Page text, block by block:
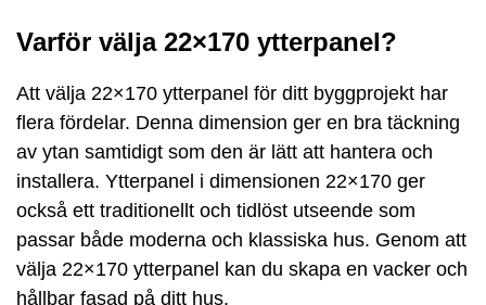
Varför välja 22×170 ytterpanel?
Att välja 22×170 ytterpanel för ditt byggprojekt har
flera fördelar. Denna dimension ger en bra täckning
av ytan samtidigt som den är lätt att hantera och
installera. Ytterpanel i dimensionen 22×170 ger
också ett traditionellt och tidlöst utseende som
passar både moderna och klassiska hus. Genom att
välja 22×170 ytterpanel kan du skapa en vacker och
hållbar fasad på ditt hus.